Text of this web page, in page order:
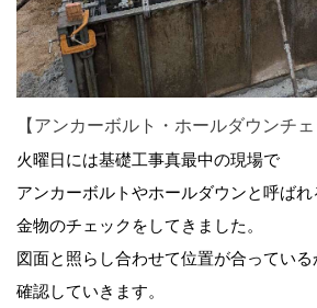
【アンカーボルト・ホールダウンチェ
火曜日には基礎工事真最中の現場で
アンカーボルトやホールダウンと呼ばれ
金物のチェックをしてきました。
図面と照らし合わせて位置が合っている
確認していきます。